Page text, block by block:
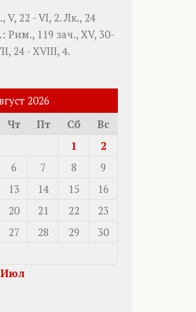
V, 22 - VI, 2.Лк., 24
Рим., 119 зач., XV, 30-
24 - XVIII, 4.
2026
Чт Пт Сб
Вс
1
2
6 7 8
9
13 14 15
16
20 21 22
23
27 28 29
30
Июл